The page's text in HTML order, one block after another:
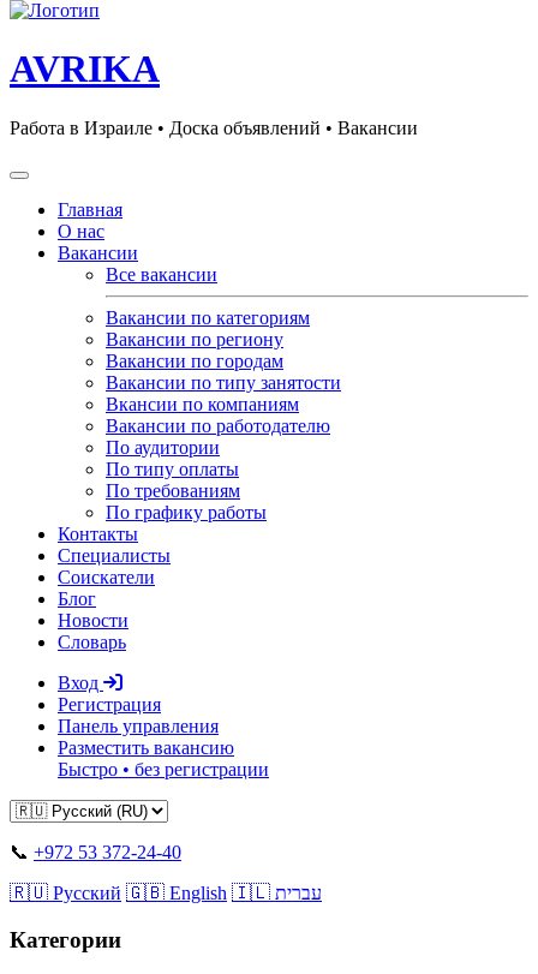
AVRIKA
Работа в Израиле • Доска объявлений • Вакансии
Главная
О нас
Вакансии
Все вакансии
Вакансии по категориям
Вакансии по региону
Вакансии по городам
Вакансии по типу занятости
Вкансии по компаниям
Вакансии по работодателю
По аудитории
По типу оплаты
По требованиям
По графику работы
Контакты
Специалисты
Соискатели
Блог
Новости
Словарь
Вход
Регистрация
Панель управления
Разместить вакансию
Быстро • без регистрации
📞 +972 53 372-24-40
🇷🇺 Русский 🇬🇧 English 🇮🇱 עברית
Категории